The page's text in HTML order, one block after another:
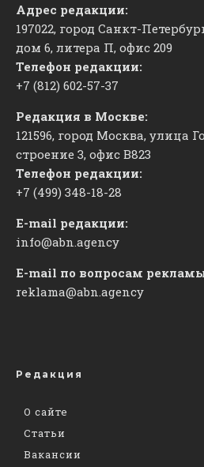
Адрес редакции:
197022, город Санкт-
дом 6, литера П, офис 209
Телефон редакции:
+7 (812) 602-57-37
Редакция в Москве:
121596, город Москва, улица
строение 3, офис ​В823
Телефон редакции:
+7 (499) 348-18-28
E-mail редакции:
info@abn.agency
E-mail по вопросам
reklama@abn.agency
Редакция
О сайте
Статьи
Вакансии